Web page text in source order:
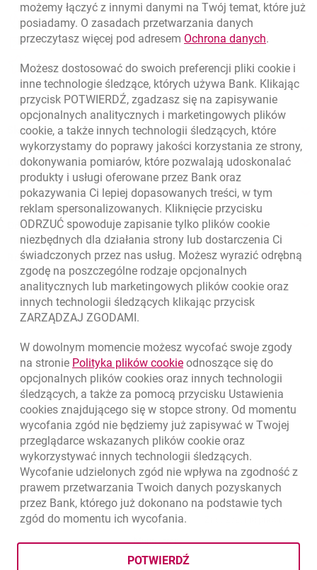
template.externalLink.desc
Znajdź placówkę lub bankomat
template.externalLink.desc
Napisz do nas
template.externalLink.desc
Oceń nas
Skontaktuj się z Doradcą
Dodatkowe produkty i usługi
O banku
Odpowiedzialny biznes
Regulacje zewnętrzne
template.externalLink.desc
Ochrona danych Ustawieniacookies
template.externalLink.desc
Mapa strony
możemy łączyć z innymi danymi na Twój temat, które już
posiadamy. O zasadach przetwarzania danych
przeczytasz więcej pod adresem Ochrona danychlink
.
Możesz dostosować do swoich preferencji pliki cookie i
inne technologie śledzące, których używa Bank. Klikając
przycisk POTWIERDŹ, zgadzasz się na zapisywanie
opcjonalnych analitycznych i marketingowych plików
cookie, a także innych technologii śledzących, które
wykorzystamy do poprawy jakości korzystania ze strony,
dokonywania pomiarów, które pozwalają udoskonalać
produkty i usługi oferowane przez Bank oraz
pokazywania Ci lepiej dopasowanych treści, w tym
reklam spersonalizowanych. Kliknięcie przycisku
ODRZUĆ spowoduje zapisanie tylko plików cookie
niezbędnych dla działania strony lub dostarczenia Ci
świadczonych przez nas usług. Możesz wyrazić odrębną
zgodę na poszczególne rodzaje opcjonalnych
analitycznych lub marketingowych plików cookie oraz
innych technologii śledzących klikając przycisk
ZARZĄDZAJ ZGODAMI.
W dowolnym momencie możesz wycofać swoje zgody
na stronie Polityka plików cookielink otwiera się w nowym
odnoszące się do
opcjonalnych plików cookies oraz innych technologii
śledzących, a także za pomocą przycisku Ustawienia
cookies znajdującego się w stopce strony. Od momentu
wycofania zgód nie będziemy już zapisywać w Twojej
przeglądarce wskazanych plików cookie oraz
wykorzystywać innych technologii śledzących.
Wycofanie udzielonych zgód nie wpływa na zgodność z
prawem przetwarzania Twoich danych pozyskanych
przez Bank, którego już dokonano na podstawie tych
zgód do momentu ich wycofania.
POTWIERDŹ